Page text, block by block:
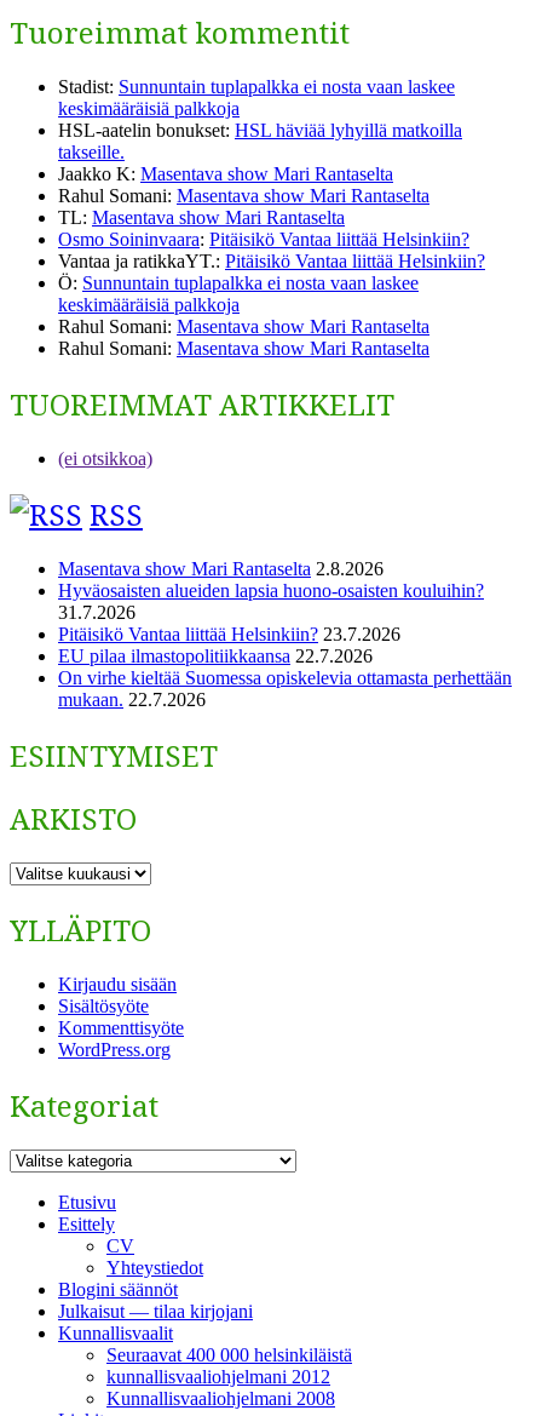
Tuoreimmat kommentit
Stadist: Sunnuntain tuplapalkka ei nosta vaan laskee
keskimääräisiä palkkoja
HSL-aatelin bonukset: HSL häviää lyhyillä matkoilla
takseille.
Jaakko K: Masentava show Mari Rantaselta
Rahul Somani: Masentava show Mari Rantaselta
TL: Masentava show Mari Rantaselta
Osmo Soininvaara: Pitäisikö Vantaa liittää Helsinkiin?
Vantaa ja ratikkaYT.: Pitäisikö Vantaa liittää Helsinkiin?
Ö: Sunnuntain tuplapalkka ei nosta vaan laskee
keskimääräisiä palkkoja
Rahul Somani: Masentava show Mari Rantaselta
Rahul Somani: Masentava show Mari Rantaselta
TUOREIMMAT ARTIKKELIT
(ei otsikkoa)
RSS
Masentava show Mari Rantaselta 2.8.2026
Hyväosaisten alueiden lapsia huono-osaisten kouluihin?
31.7.2026
Pitäisikö Vantaa liittää Helsinkiin? 23.7.2026
EU pilaa ilmastopolitiikkaansa 22.7.2026
On virhe kieltää Suomessa opiskelevia ottamasta perhettään
mukaan. 22.7.2026
ESIINTYMISET
ARKISTO
ARKISTO
YLLÄPITO
Kirjaudu sisään
Sisältösyöte
Kommenttisyöte
WordPress.org
Kategoriat
Kategoriat
Etusivu
Esittely
CV
Yhteystiedot
Blogini säännöt
Julkaisut — tilaa kirjojani
Kunnallisvaalit
Seuraavat 400 000 helsinkiläistä
kunnallisvaaliohjelmani 2012
Kunnallisvaaliohjelmani 2008